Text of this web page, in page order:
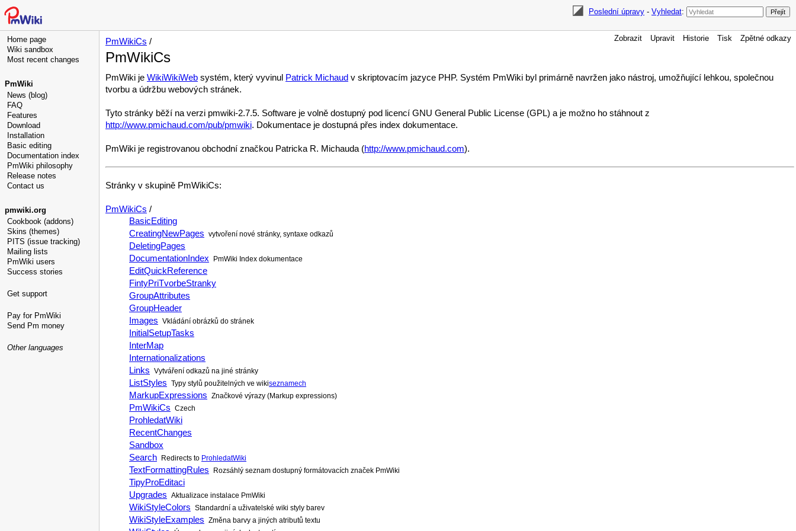
Poslední úpravy- Vyhledat:
Home page
Wiki sandbox
Most recent changes
PmWiki
News (blog)
FAQ
Features
Download
Installation
Basic editing
Documentation index
PmWiki philosophy
Release notes
Contact us
pmwiki.org
Cookbook (addons)
Skins (themes)
PITS (issue tracking)
Mailing lists
PmWiki users
Success stories
Get support
Pay for PmWiki
Send Pm money
Other languages
Zobrazit Upravit Historie Tisk Zpětné odkazy
PmWikiCs /
PmWikiCs
PmWiki je WikiWikiWeb systém, který vyvinul Patrick Michaud v skriptovacím jazyce PHP. Systém PmWiki byl primárně navržen jako nástroj, umožňující lehkou, společnou
tvorbu a údržbu webových stránek.
Tyto stránky běží na verzi pmwiki-2.7.5. Software je volně dostupný pod licencí GNU General Public License (GPL) a je možno ho stáhnout z
http://www.pmichaud.com/pub/pmwiki. Dokumentace je dostupná přes index dokumentace.
PmWiki je registrovanou obchodní značkou Patricka R. Michauda (http://www.pmichaud.com).
Stránky v skupině PmWikiCs:
PmWikiCs /
BasicEditing
CreatingNewPages vytvoření nové stránky, syntaxe odkazů
DeletingPages
DocumentationIndex
PmWiki Index dokumentace
EditQuickReference
FintyPriTvorbeStranky
GroupAttributes
GroupHeader
Images Vkládání obrázků do stránek
InitialSetupTasks
InterMap
Internationalizations
Links Vytváření odkazů na jiné stránky
ListStyles Typy stylů použitelných ve wikiseznamech
MarkupExpressions Značkové výrazy (Markup expressions)
PmWikiCs Czech
ProhledatWiki
RecentChanges
Sandbox
Search
Redirects to ProhledatWiki
TextFormattingRules Rozsáhlý seznam dostupný formátovacích značek PmWiki
TipyProEditaci
Upgrades Aktualizace instalace PmWiki
WikiStyleColors Standardní a uživatelské wiki styly barev
WikiStyleExamples Změna barvy a jiných atributů textu